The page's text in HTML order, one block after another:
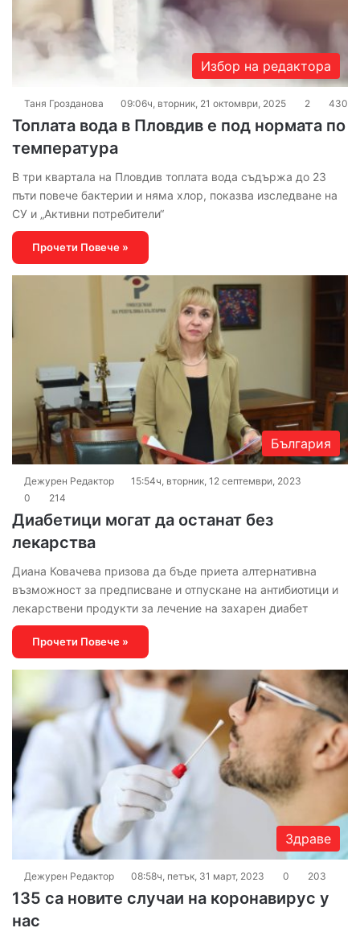
Избор на редактора
Таня Грозданова 09:06ч, вторник, 21 октомври, 2025 2 430
Топлата вода в Пловдив е под нормата по
температура
В три квартала на Пловдив топлата вода съдържа до 23
пъти повече бактерии и няма хлор, показва изследване на
СУ и „Активни потребители“
Прочети Повече »
България
Дежурен Редактор
15:54ч, вторник, 12 септември, 2023
0
214
Диабетици могат да останат без
лекарства
Диана Ковачева призова да бъде приета алтернативна
възможност за предписване и отпускане на антибиотици и
лекарствени продукти за лечение на захарен диабет
Прочети Повече »
Здраве
Дежурен Редактор 08:58ч, петък, 31 март, 2023 0 203
135 са новите случаи на коронавирус у
нас